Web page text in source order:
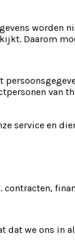
worden
Daarom
service en
we ons in